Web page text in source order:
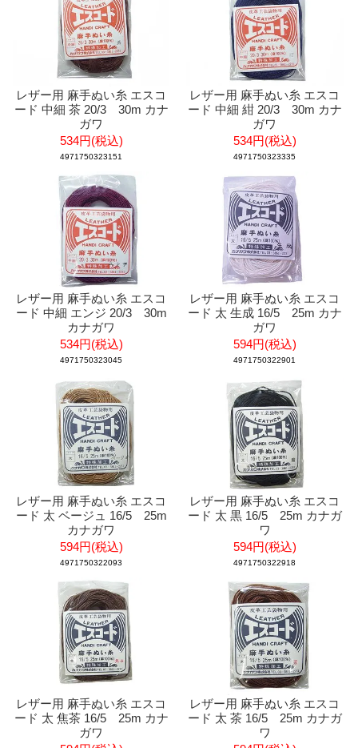
レザー用 麻手ぬい糸 エスコ
ード 中細 茶 20/3 30m カナ
ガワ
534円(税込)
4971750323151
レザー用 麻手ぬい糸 エスコ
ード 中細 紺 20/3 30m カナ
ガワ
534円(税込)
4971750323335
レザー用 麻手ぬい糸 エスコ
ード 中細 エンジ 20/3 30m
カナガワ
534円(税込)
4971750323045
レザー用 麻手ぬい糸 エスコ
ード 太 生成 16/5 25m カナ
ガワ
594円(税込)
4971750322901
レザー用 麻手ぬい糸 エスコ
ード 太 ベージュ 16/5 25m
カナガワ
594円(税込)
4971750322093
レザー用 麻手ぬい糸 エスコ
ード 太 黒 16/5 25m カナガ
ワ
594円(税込)
4971750322918
レザー用 麻手ぬい糸 エスコ
ード 太 焦茶 16/5 25m カナ
ガワ
レザー用 麻手ぬい糸 エスコ
ード 太 茶 16/5 25m カナガ
ワ